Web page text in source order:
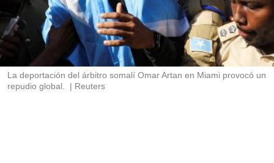
r
La deportación del árbitro somalí Omar Artan en Miami provocó un
repudio global.
Reuters